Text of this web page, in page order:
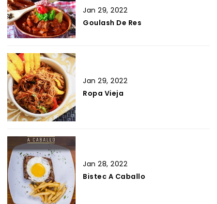
Jan 29, 2022
Goulash De Res
Jan 29, 2022
Ropa Vieja
Jan 28, 2022
Bistec A Caballo